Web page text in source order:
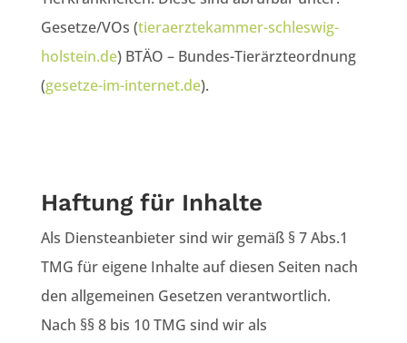
Gesetze/VOs (tieraerztekammer-schleswig-
holstein.de) BTÄO – Bundes-Tierärzteordnung
(gesetze-im-internet.de).
Haftung für Inhalte
Als Diensteanbieter sind wir gemäß § 7 Abs.1
TMG für eigene Inhalte auf diesen Seiten nach
den allgemeinen Gesetzen verantwortlich.
Nach §§ 8 bis 10 TMG sind wir als